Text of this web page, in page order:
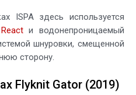
ISPA здесь используется
Reactи водонепроницаемый
шнуровки, смещенной
сторону.
Flyknit Gator (2019)